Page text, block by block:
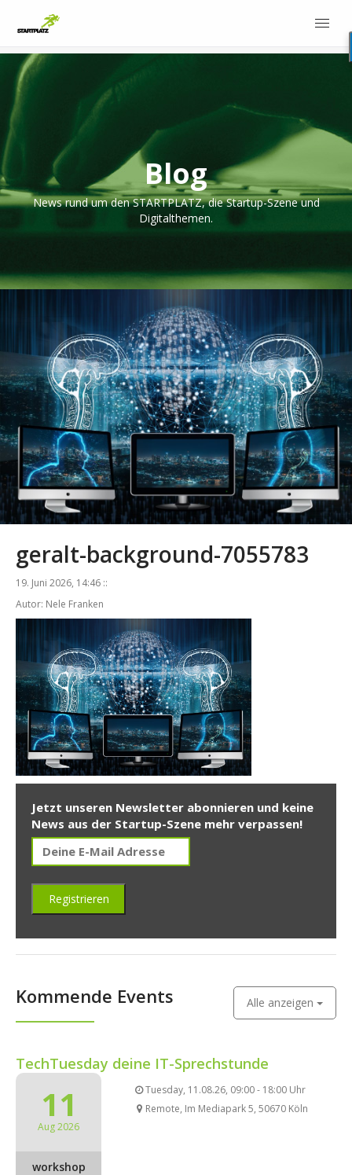
Blog
News rund um den STARTPLATZ, die Startup-Szene und
Digitalthemen.
geralt-background-7055783
19. Juni 2026, 14:46 ::
Autor: Nele Franken
Jetzt unseren Newsletter abonnieren und keine
News aus der Startup-Szene mehr verpassen!
Kommende Events Alle anzeigen
TechTuesday deine IT-Sprechstunde
11
Aug 2026
workshop
Tuesday, 11.08.26, 09:00 - 18:00 Uhr
Remote, Im Mediapark 5, 50670 Köln